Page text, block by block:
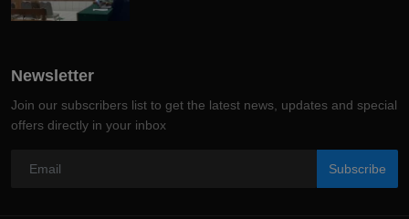
Newsletter
Join our subscribers list to get the latest news, updates and special
offers directly in your inbox
Subscribe